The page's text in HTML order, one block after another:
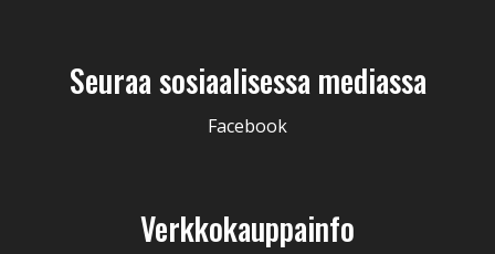
Seuraa sosiaalisessa mediassa
Facebook
Verkkokauppainfo